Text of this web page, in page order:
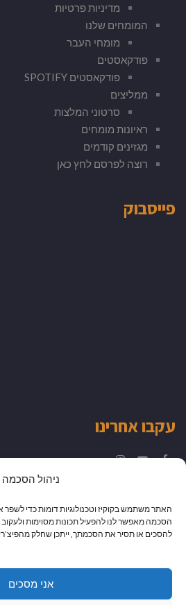
ניהול הסכמה
האתר משתמש בקוקיז וטכנולוגיות דומות כדי לשפר
הסכמה מאפשר לנו להפעיל תכונות מסוימות
להסכים או תסיר את הסכמתך, ייתכן שחלק
אני מסכים
מדיניות פרטיות
המומחים שלנו
מומחי העבר
פודקאסטים
פודקאסטים SPOTIFY
ממליצים
סרטוני המלצות
ראיונות מומחים
מגזינים קודמים
רוצה לפרסם לחץ כאן
פייסבוק
עקבו אחרינו